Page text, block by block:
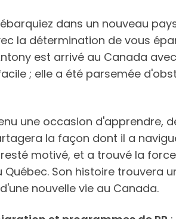
dans un nouveau
la détermination de vous
est arrivé au Canada
; elle a été parsemée
une occasion d'apprendre,
la façon dont il a
motivé, et a trouvé la
Son histoire trouvera
nouvelle vie au Canada.